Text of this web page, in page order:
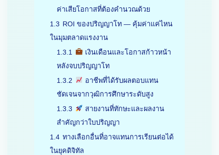
ค่าเสียโอกาสที่ต้องคำนวณด้วย
1.3 ROI ของปริญญาโท — คุ้มค่าแค่ไหน
ในมุมตลาดแรงงาน
1.3.1
เงินเดือนและโอกาสก้าวหน้า
หลังจบปริญญาโท
1.3.2
อาชีพที่ได้รับผลตอบแทน
ชัดเจนจากวุฒิการศึกษาระดับสูง
1.3.3
สายงานที่ทักษะและผลงาน
สำคัญกว่าใบปริญญา
1.4 ทางเลือกอื่นที่อาจแทนการเรียนต่อได้
ในยุคดิจิทัล